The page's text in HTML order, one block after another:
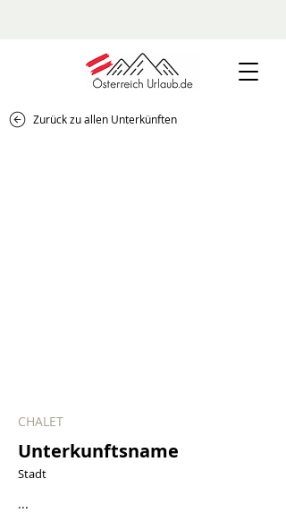
Zurück zu allen Unterkünften
CHALET
Unterkunftsname
Stadt
...